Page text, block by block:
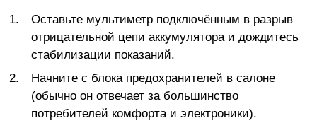
Оставьте мультиметр подключённым в разрыв
отрицательной цепи аккумулятора и дождитесь
стабилизации показаний.
Начните с блока предохранителей в салоне
(обычно он отвечает за большинство
потребителей комфорта и электроники).